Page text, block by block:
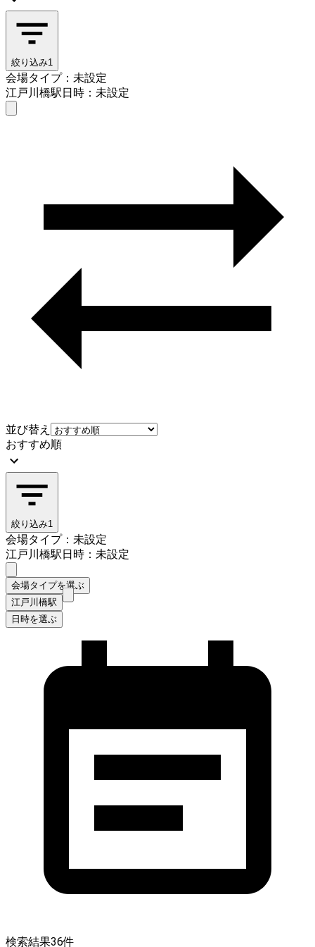
絞り込み1
会場タイプ：未設定
江戸川橋駅日時：未設定
並び替え
おすすめ順
絞り込み1
会場タイプ：未設定
江戸川橋駅日時：未設定
会場タイプを選ぶ
江戸川橋駅
日時を選ぶ
検索結果36件